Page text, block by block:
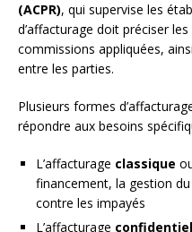
(ACPR), qui supervise les
d’affacturage doit préciser
commissions appliquées,
entre les parties.
Plusieurs formes
répondre aux besoins
L’affacturage classique
financement, la gestion
contre les impayés
L’affacturage confidentiel